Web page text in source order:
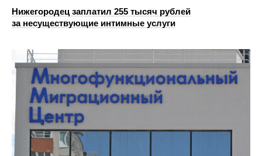
Нижегородец заплатил 255 тысяч рублей
за несуществующие интимные услуги